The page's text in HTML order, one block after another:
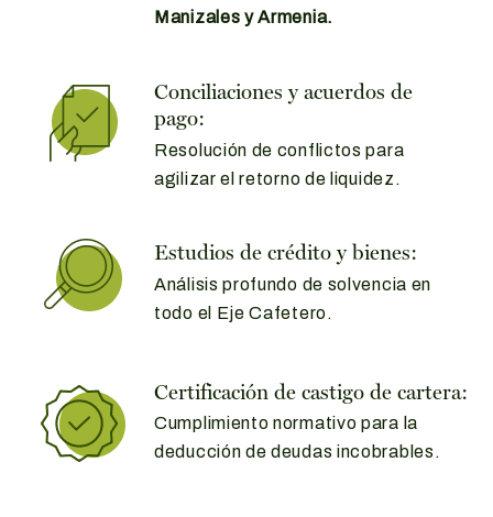
Manizales y Armenia.
Conciliaciones y acuerdos de
pago:
Resolución de conflictos para
agilizar el retorno de liquidez.
Estudios de crédito y bienes:
Análisis profundo de solvencia en
todo el Eje Cafetero.
Certificación de castigo de cartera:
Cumplimiento normativo para la
deducción de deudas incobrables.